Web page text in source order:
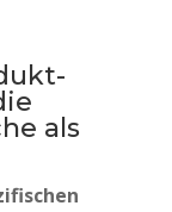
als